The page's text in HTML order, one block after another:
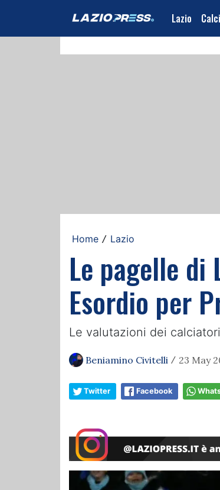
Lazio
Home / Lazio
Le pagelle di
Esordio per
Le valutazioni dei
Beniamino Civitelli / 23 May
Twitter Facebook